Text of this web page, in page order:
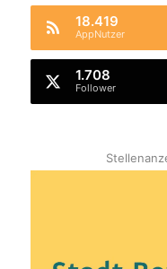
18.419
AppNutzer
1.708
Follower